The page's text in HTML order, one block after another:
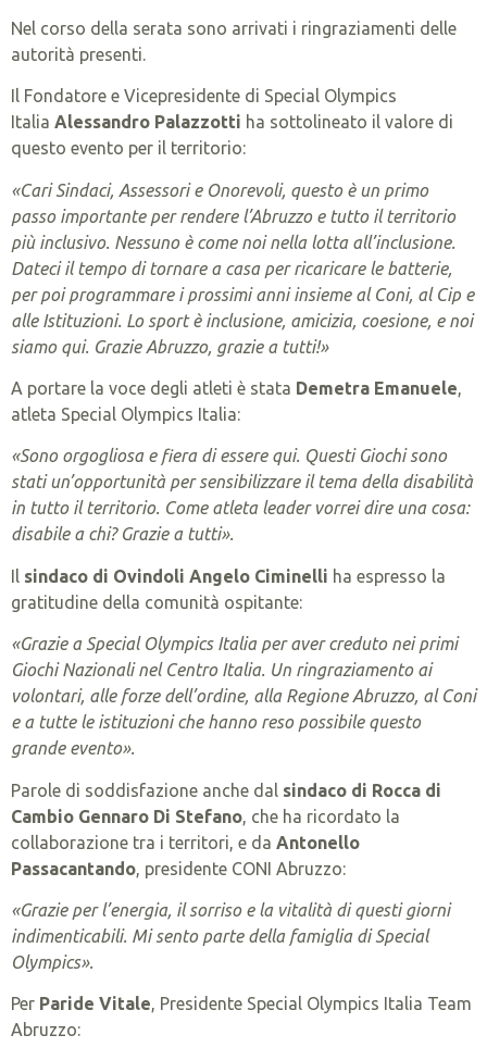
Nel corso della serata sono arrivati i ringraziamenti delle
autorità presenti.
Il Fondatore e Vicepresidente di Special Olympics
Italia Alessandro Palazzotti ha sottolineato il valore di
questo evento per il territorio:
«Cari Sindaci, Assessori e Onorevoli, questo è un primo
passo importante per rendere l’Abruzzo e tutto il territorio
più inclusivo. Nessuno è come noi nella lotta all’inclusione.
Dateci il tempo di tornare a casa per ricaricare le batterie,
per poi programmare i prossimi anni insieme al Coni, al Cip e
alle Istituzioni. Lo sport è inclusione, amicizia, coesione, e noi
siamo qui. Grazie Abruzzo, grazie a tutti!»
A portare la voce degli atleti è stata Demetra Emanuele,
atleta Special Olympics Italia:
«Sono orgogliosa e fiera di essere qui. Questi Giochi sono
stati un’opportunità per sensibilizzare il tema della disabilità
in tutto il territorio. Come atleta leader vorrei dire una cosa:
disabile a chi? Grazie a tutti».
Il sindaco di Ovindoli Angelo Ciminelli ha espresso la
gratitudine della comunità ospitante:
«Grazie a Special Olympics Italia per aver creduto nei primi
Giochi Nazionali nel Centro Italia. Un ringraziamento ai
volontari, alle forze dell’ordine, alla Regione Abruzzo, al Coni
e a tutte le istituzioni che hanno reso possibile questo
grande evento».
Parole di soddisfazione anche dal sindaco di Rocca di
Cambio Gennaro Di Stefano , che ha ricordato la
collaborazione tra i territori, e da Antonello
Passacantando , presidente CONI Abruzzo:
«Grazie per l’energia, il sorriso e la vitalità di questi giorni
indimenticabili. Mi sento parte della famiglia di Special
Olympics».
Per Paride Vitale, Presidente Special Olympics Italia Team
Abruzzo: